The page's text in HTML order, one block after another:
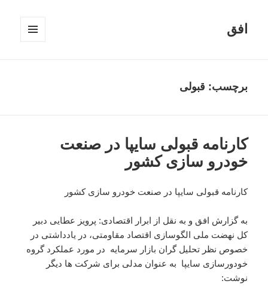
افق
برچسب: قبولی
کارنامه قبولی سایپا در صنعت
خودرو سازی کشور
کارنامه قبولی سایپا در صنعت خودرو سازی کشور
به گزارش افق و به نقل از ابرار اقتصادی: پرویز عطایی دبیر
کل نهضت ملی الگوسازی اقتصاد مقاومتی، در یادداشتی در
خصوص نظر تحلیل گران بازار سرمایه در مورد عملکرد گروه
خودورسازی سایپا به عنوان مدلی برای شرکت ها دیگر
نوشت: